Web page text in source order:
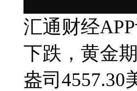
汇通财经
下跌，黄金
盎司4557.30